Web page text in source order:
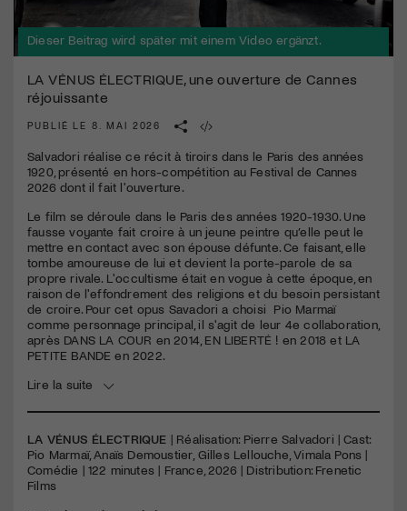
Dieser Beitrag wird später mit einem Video ergänzt.
LA VÉNUS ÉLECTRIQUE, une ouverture de Cannes
réjouissante
PUBLIÉ LE 8. MAI 2026
Salvadori réalise ce récit à tiroirs dans le Paris des années
1920, présenté en hors-compétition au Festival de Cannes
2026 dont il fait l'ouverture.
Le film se déroule dans le Paris des années 1920-1930. Une
fausse voyante fait croire à un jeune peintre qu’elle peut le
mettre en contact avec son épouse défunte. Ce faisant, elle
tombe amoureuse de lui et devient la porte-parole de sa
propre rivale. L'occultisme était en vogue à cette époque, en
raison de l'effondrement des religions et du besoin persistant
de croire. Pour cet opus Savadori a choisi Pio Marmaï
comme personnage principal, il s'agit de leur 4e collaboration,
après DANS LA COUR en 2014, EN LIBERTÉ ! en 2018 et LA
PETITE BANDE en 2022.
Lire la suite
LA VÉNUS ÉLECTRIQUE | Réalisation: Pierre Salvadori | Cast:
Pio Marmaï, Anaïs Demoustier, Gilles Lellouche, Vimala Pons |
Comédie | 122 minutes | France, 2026 | Distribution: Frenetic
Films